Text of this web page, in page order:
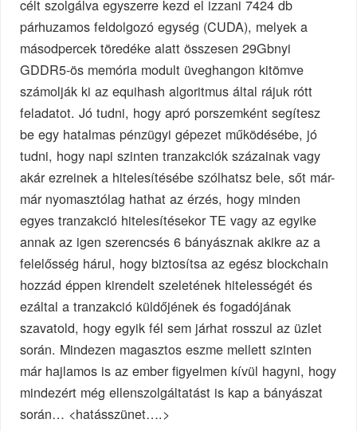
célt szolgálva egyszerre kezd el izzani 7424 db
párhuzamos feldolgozó egység (CUDA), melyek a
másodpercek töredéke alatt összesen 29Gbnyi
GDDR5-ös memória modult üveghangon kitömve
számolják ki az equihash algoritmus által rájuk rótt
feladatot. Jó tudni, hogy apró porszemként segítesz
be egy hatalmas pénzügyi gépezet működésébe, jó
tudni, hogy napi szinten tranzakciók százainak vagy
akár ezreinek a hitelesítésébe szólhatsz bele, sőt már-
már nyomasztólag hathat az érzés, hogy minden
egyes tranzakció hitelesítésekor TE vagy az egyike
annak az igen szerencsés 6 bányásznak akikre az a
felelősség hárul, hogy biztosítsa az egész blockchain
hozzád éppen kirendelt szeletének hitelességét és
ezáltal a tranzakció küldőjének és fogadójának
szavatold, hogy egyik fél sem járhat rosszul az üzlet
során. Mindezen magasztos eszme mellett szinten
már hajlamos is az ember figyelmen kívül hagyni, hogy
mindezért még ellenszolgáltatást is kap a bányászat
során… <hatásszünet….>